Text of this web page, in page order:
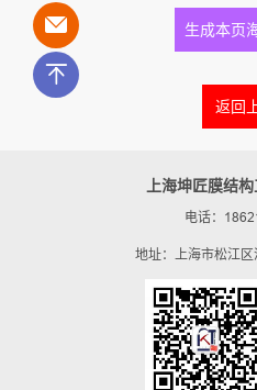
生成本页
返回
上海坤匠膜结
电话：
地址：上海市松江